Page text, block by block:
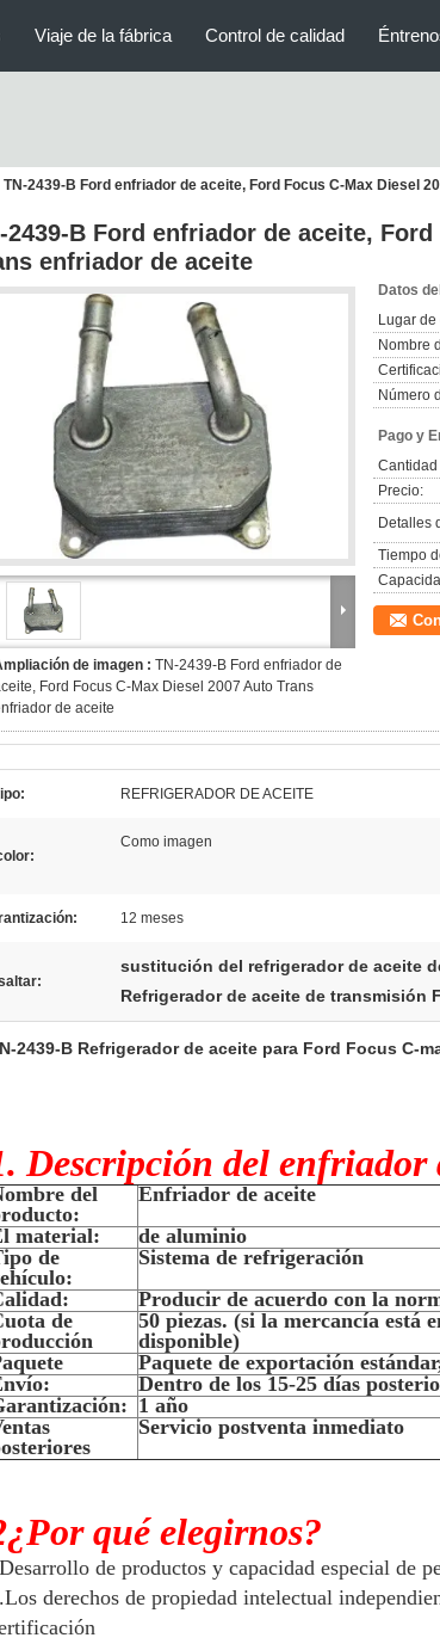
Viaje de la fábrica Control de calidad
TN-2439-B Ford enfriador de aceite, Ford Focus C-Max Diesel
2439-B Ford enfriador de aceite,
enfriador de aceite
de imagen : TN-2439-B Ford enfriador de
Ford Focus C-Max Diesel 2007 Auto Trans
de aceite
Datos
Lugar
Nombre
Número
Pago y
Precio:
Detalles
Tiempo
REFRIGERADOR DE ACEITE
Como imagen
12 meses
sustitución del refrigerador de aceite
Refrigerador de aceite de transmisión
2439-B Refrigerador de aceite para Ford Focus C-
Descripción del enfriador
del
Enfriador de aceite
material:
de aluminio
de
Sistema de refrigeración
Producir de acuerdo con la
de
50 piezas. (si la mercancía está
disponible)
Paquete de exportación
Dentro de los 15-25 días
1 año
Servicio postventa inmediato
qué elegirnos?
de productos y capacidad especial de
derechos de propiedad intelectual